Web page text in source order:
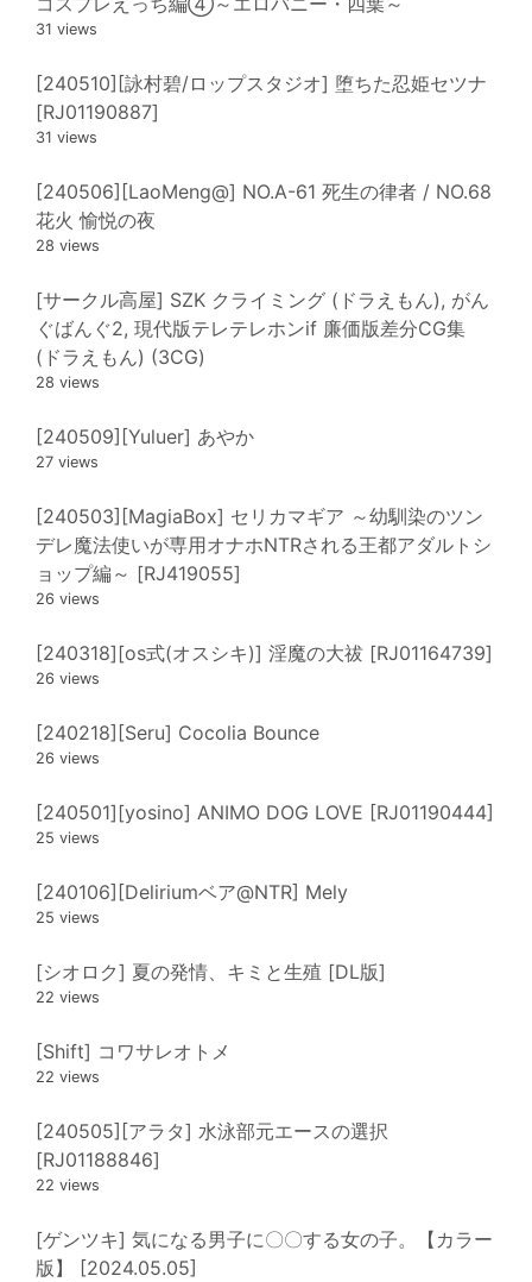
31 views
[240510][詠村碧/ロップスタジオ] 堕ちた忍姫セツナ
[RJ01190887]
31 views
[240506][LaoMeng@] NO.A-61 死生の律者 / NO.68
花火 愉悦の夜
28 views
[サークル高屋] SZK クライミング (ドラえもん), がん
ぐばんぐ2, 現代版テレテレホンif 廉価版差分CG集
(ドラえもん) (3CG)
28 views
[240509][Yuluer] あやか
27 views
[240503][MagiaBox] セリカマギア ～幼馴染のツン
デレ魔法使いが専用オナホNTRされる王都アダルトシ
ョップ編～ [RJ419055]
26 views
[240318][os式(オスシキ)] 淫魔の大祓 [RJ01164739]
26 views
[240218][Seru] Cocolia Bounce
26 views
[240501][yosino] ANIMO DOG LOVE [RJ01190444]
25 views
[240106][Deliriumベア@NTR] Mely
25 views
[シオロク] 夏の発情、キミと生殖 [DL版]
22 views
[Shift] コワサレオトメ
22 views
[240505][アラタ] 水泳部元エースの選択
[RJ01188846]
22 views
[ゲンツキ] 気になる男子に〇〇する女の子。【カラー
版】 [2024.05.05]